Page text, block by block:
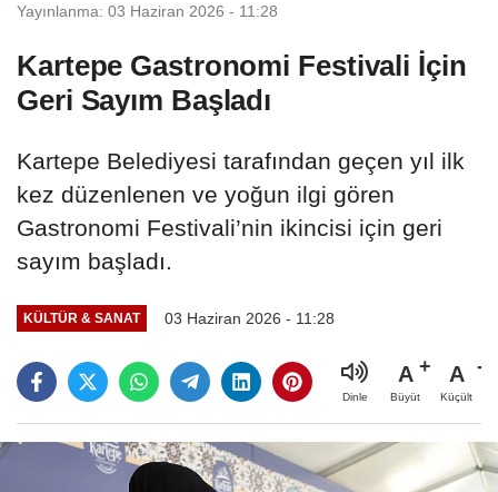
Yayınlanma: 03 Haziran 2026 - 11:28
Kartepe Gastronomi Festivali İçin
Geri Sayım Başladı
Kartepe Belediyesi tarafından geçen yıl ilk
kez düzenlenen ve yoğun ilgi gören
Gastronomi Festivali’nin ikincisi için geri
sayım başladı.
KÜLTÜR & SANAT 03 Haziran 2026 - 11:28
Dinle
A
Büyüt
A
Küçült